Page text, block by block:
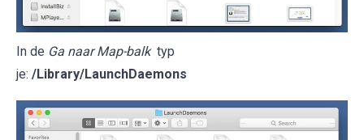
In de Ga naar Map-balk typ
je: /Library/LaunchDaemons